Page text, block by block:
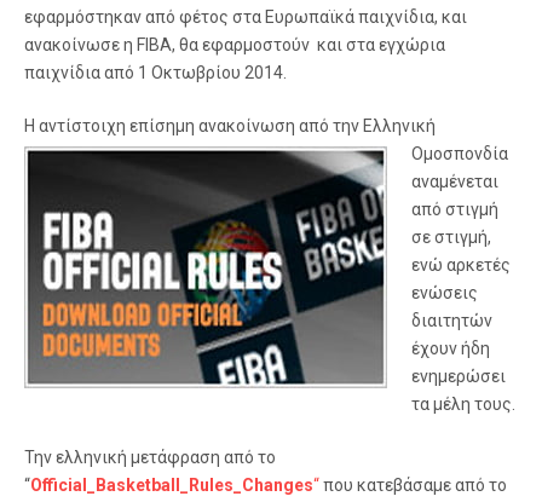
εφαρμόστηκαν από φέτος στα Ευρωπαϊκά παιχνίδια, και
ανακοίνωσε η FIBA, θα εφαρμοστούν και στα εγχώρια
παιχνίδια από 1 Οκτωβρίου 2014.
Η αντίστοιχη επίσημη ανακοίνωση από την Ελληνική
Ομοσπονδία
αναμένεται
από στιγμή
σε στιγμή,
ενώ αρκετές
ενώσεις
διαιτητών
έχουν ήδη
ενημερώσει
τα μέλη τους.
Την ελληνική μετάφραση από το
“Official_Basketball_Rules_Changes“που κατεβάσαμε από το